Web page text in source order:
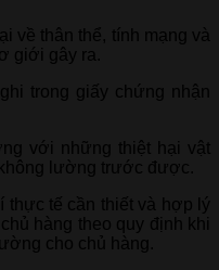
về thân thể, tính mạng và
giới gây ra.
trong giấy chứng nhận
với những thiệt hại vật
lường trước được.
tế cần thiết và hợp lý
hàng theo quy định khi
cho chủ hàng.